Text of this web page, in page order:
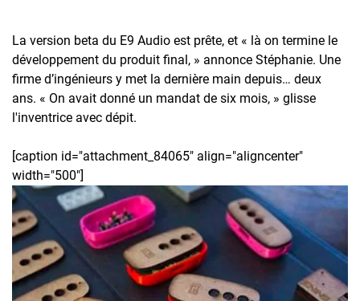
La version beta du E9 Audio est prête, et « là on termine le
développement du produit final, » annonce Stéphanie. Une
firme d’ingénieurs y met la dernière main depuis… deux
ans. « On avait donné un mandat de six mois, » glisse
l'inventrice avec dépit.
[caption id="attachment_84065" align="aligncenter"
width="500"]